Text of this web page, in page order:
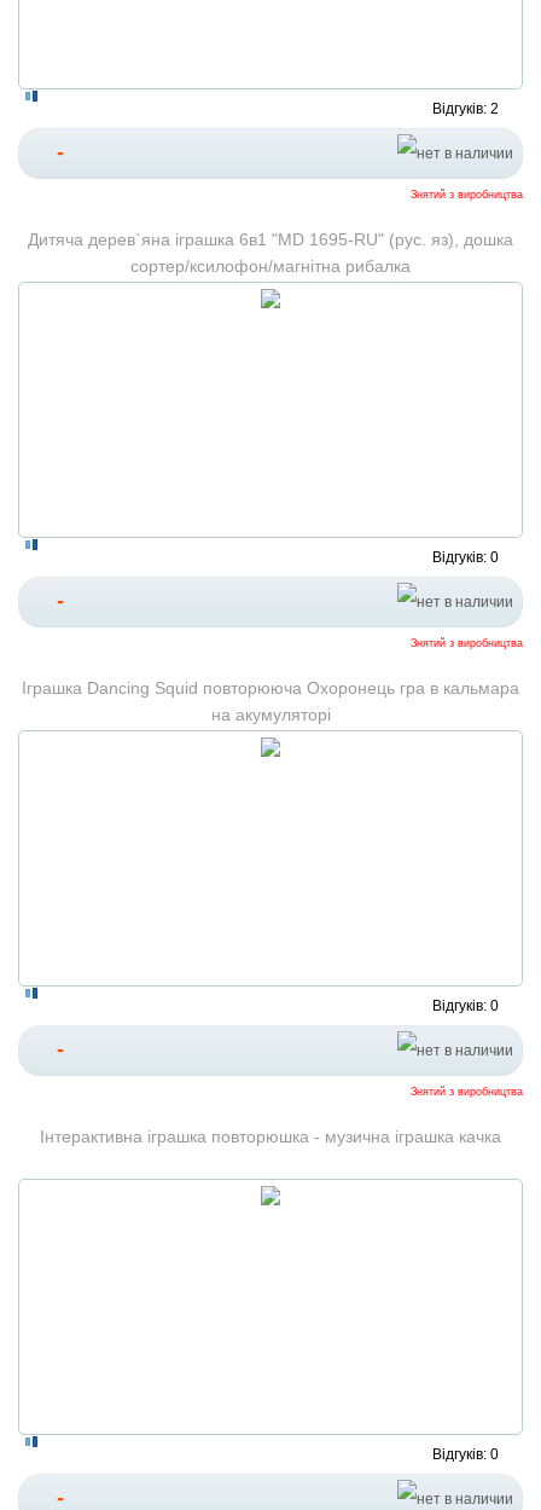
Відгуків: 2
-
Знятий з виробництва
Дитяча дерев`яна іграшка 6в1 "MD 1695-RU" (рус. яз), дошка
сортер/ксилофон/магнітна рибалка
Відгуків: 0
-
Знятий з виробництва
Іграшка Dancing Squid повторююча Охоронець гра в кальмара
на акумуляторі
Відгуків: 0
-
Знятий з виробництва
Інтерактивна іграшка повторюшка - музична іграшка качка
Відгуків: 0
-